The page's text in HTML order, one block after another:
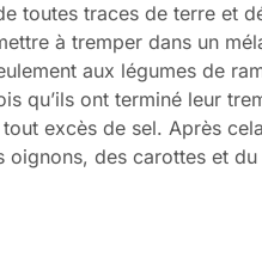
toutes traces de terre et
à tremper dans un
aux légumes de
qu’ils ont terminé leur
excès de sel. Après
des carottes et du